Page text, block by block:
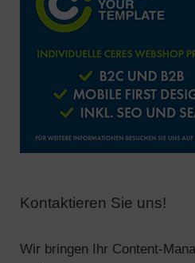
Kontaktieren Sie uns!
Wir bringen Ihr Content-